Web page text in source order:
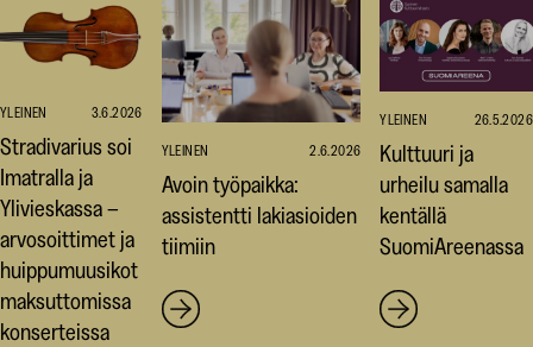
YLEINEN 3.6.2026
Stradivarius soi
Imatralla ja
Ylivieskassa –
arvosoittimet ja
huippumuusikot
maksuttomissa
konserteissa
YLEINEN 2.6.2026
Avoin työpaikka:
assistentti lakiasioiden
tiimiin
YLEINEN 26.5.2026
Kulttuuri ja
urheilu samalla
kentällä
SuomiAreenassa